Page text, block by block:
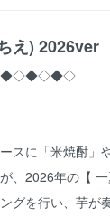
え) 2026ver
スに「米焼酎」
、2026年の【
グを行い、芋が